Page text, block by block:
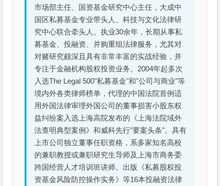
市场部主任、国资基金研究中心主任，大成中
国区私募基金专业带头人、科技与文化法律研
究中心联合牵头人。执业30余年，长期从事私
募基金、投融资、并购重组法律服务，尤其对
对赌研究颇深且具有非常丰富的实战经验，并
专注于金融机构股权投资业务。2004年起多次
入选The Legal 500"私募基金"和"公司与商业"等
境内外各类律师榜单，代理的中国法院首例适
用外国法律审理外国公司的董事损害小股东权
益纠纷案入选上海高院发布的《上海法院域外
法查明典型案例》和威科先行"要案头条"。具有
上市公司独立董事任职资格，系多家知名高校
的兼职教授或兼职研究生导师及上海市商务委
跨国经营人才培训班讲师。出版《私募股权投
资基金风险防控操作实务》等16本投融资法律